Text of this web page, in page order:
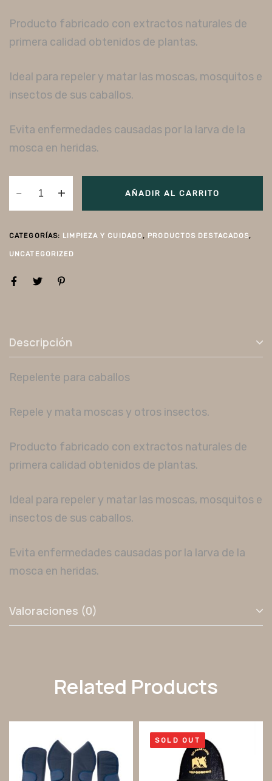
Producto fabricado con extractos naturales de
primera calidad obtenidos de plantas.
Ideal para repeler y matar las moscas, mosquitos e
insectos de sus caballos.
Evita enfermedades causadas por la larva de la
mosca en heridas.
AÑADIR AL CARRITO
CATEGORÍAS: LIMPIEZA Y CUIDADO, PRODUCTOS DESTACADOS,
UNCATEGORIZED
Descripción
Repelente para caballos
Repele y mata moscas y otros insectos.
Producto fabricado con extractos naturales de
primera calidad obtenidos de plantas.
Ideal para repeler y matar las moscas, mosquitos e
insectos de sus caballos.
Evita enfermedades causadas por la larva de la
mosca en heridas.
Valoraciones (0)
Related Products
SOLD OUT